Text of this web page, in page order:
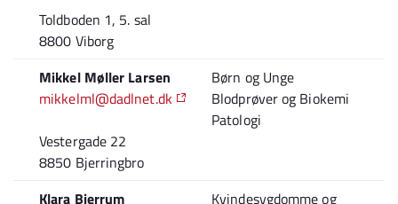
Toldboden 1, 5. sal
8800 Viborg
Mikkel Møller Larsen
mikkelml@dadlnet.dk
Vestergade 22
8850 Bjerringbro
Børn og Unge
Blodprøver og Biokemi
Patologi
Klara Bjerrum
Kvindesygdomme og